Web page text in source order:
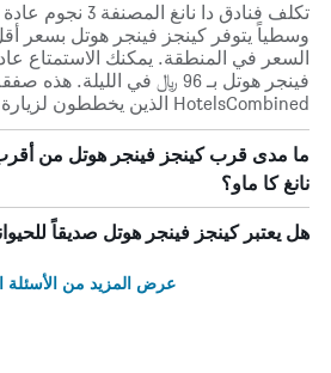
السعر في المنطقة. يمكنك الاستمتاع
فينجر هوتل بـ 96 ﷼ في
HotelsCombined الذين يخططون لزيارة دا نانغ.
ما مدى قرب كينجز فينجر هوتل من
نانغ كا ماو؟
هل يعتبر كينجز فينجر هوتل صديقاً
عرض المزيد من الأسئلة